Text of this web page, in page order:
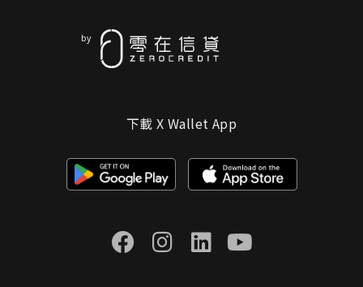
下載 X Wallet App